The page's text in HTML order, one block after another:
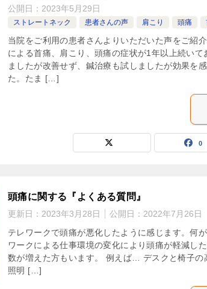
公開日： 2023年5月29日
ストレートネック 患者さんの声 肩こり 頭痛
当院をご利用の患者さんよりいただいた声をご紹
による首痛、肩こり、頭痛の症状が1年以上続いて
ましたが改善せず、鍼治療も試しましたが効果を
た。たま […]
0
頭痛に関する『よくある質問』
更新日： 2023年3月28日 公開日： 2022年7月26日
テレワークで頭痛が悪化したように感じます。何
ワークによる仕事環境の変化により頭痛が軽減し
数が増えた方もいます。 例えば… デスクと椅子の
照明 […]